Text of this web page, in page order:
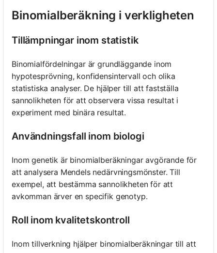
Binomialberäkning i verkligheten
Tillämpningar inom statistik
Binomialfördelningar är grundläggande inom
hypotesprövning, konfidensintervall och olika
statistiska analyser. De hjälper till att fastställa
sannolikheten för att observera vissa resultat i
experiment med binära resultat.
Användningsfall inom biologi
Inom genetik är binomialberäkningar avgörande för
att analysera Mendels nedärvningsmönster. Till
exempel, att bestämma sannolikheten för att
avkomman ärver en specifik genotyp.
Roll inom kvalitetskontroll
Inom tillverkning hjälper binomialberäkningar till att